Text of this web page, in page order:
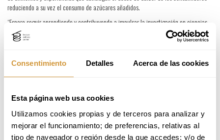
Consentimiento Detalles Acerca de las cookies
Esta página web usa cookies
Utilizamos cookies propias y de terceros para analizar y
mejorar el funcionamiento; de preferencias, relativas al
tipo de navegador o región desde la que accedes; y/o de
reduciendo a su vez el consumo de azúcares añadidos.
“Espero seguir aprendiendo y contribuyendo a impulsar la investigación en ciencias
gastronómicas y ciencia sensorial, aportando valor en los hábitos alimentarios y por
tanto en la calidad de vida de las personas y nuestro entorno. Mi doctorado no es
queda mucho por hacer e investigar. La gastronomía, es sin duda, un vehículo para
La tesis ha sido co-dirigida por Laura Vázquez Araújo y María Mora Gijón, doctoras e
investigadoras en el área sensorial de BCC Innovation, Centro Tecnológico en
Gastronomía de Basque Culinary Center, “ser directoras de la primera tesis doctoral
en ciencias gastronómicas ha supuesto un reto importante, ya que hemos tenido que
salir de nuestra zona de confort para introducir ideas y formas de trabajar de otras